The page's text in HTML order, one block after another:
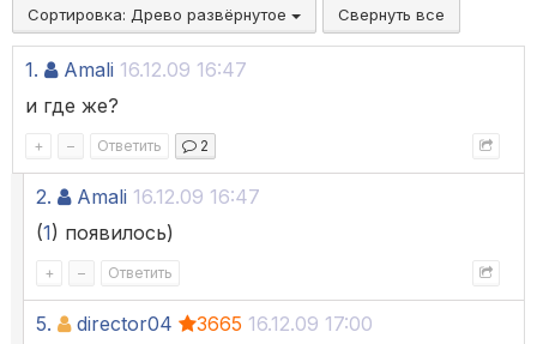
Сортировка: Древо развёрнутое Свернуть все
1. Amali 16.12.09 16:47
и где же?
+ – Ответить 2
2. Amali 16.12.09 16:47
(1) появилось)
+ – Ответить
5. director04 3665 16.12.09 17:00